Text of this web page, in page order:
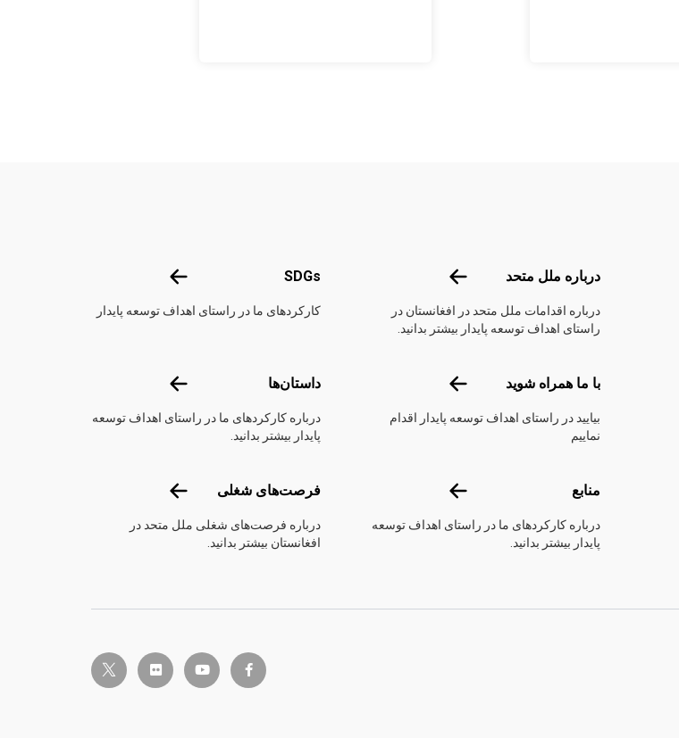
درباره ملل متحد درباره ملل متحد
درباره اقدامات ملل متحد در افغانستان در
راستای اهداف توسعه پایدار بیشتر بدانید.
SDGs
SDGs
کارکردهای ما در راستای اهداف توسعه پایدار
با ما همراه شوید با ما همراه شوید
بیایید در راستای اهداف توسعه پایدار اقدام
نماییم
داستان‌ها داستان‌ها
درباره کارکرد‌های ما در راستای اهداف توسعه
پایدار بیشتر بدانید.
منابع منابع
درباره کارکرد‌های ما در راستای اهداف توسعه
پایدار بیشتر بدانید.
فرصت‌های شغلی فرصت‌های شغلی
درباره فرصت‌های شغلی ملل متحد در
افغانستان بیشتر بدانید.
facebook-f
youtube
flickr
twitter-x